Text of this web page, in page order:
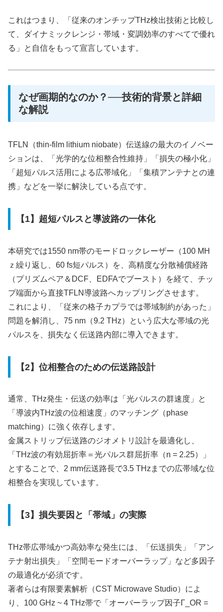
これはつまり、「従来のオンチップTHz検出技術と比較し
て、ダイナミックレンジ・帯域・変調効率のすべてで優れ
る」と自信をもって宣言しています。
なぜ画期的なのか？──技術的背景と詳細
な解説
TFLN（thin-film lithium niobate）伝送線の最大のイノベー
ションは、「光学的な位相整合性維持」「損失の極小化」
「超短パルス活用による広帯域化」「集積アンテナとの連
携」などを一挙に解決している点です。
【1】超短パルスと導波路の一体化
本研究では1550 nm帯のモードロックレーザー（100 MH
ｚ繰り返し、60 fs短パルス）を、高精度な分散補償経路
（プリズムペア＆DCF、EDFAでブースト）を経て、チッ
プ端面から直接TFLN導波路へカップリングさせます。
これにより、「従来の格子カプラでは帯域制約があった」
問題を解消し、75 nm（9.2 THz）という広大な帯域の光
パルスを、損失なく伝送路内部に導入できます。
【2】位相整合のための伝送路設計
通常、THz発生・伝送の効率は「光パルスの群速度」と
「導波内THz波の位相速度」のマッチング（phase
matching）に強く依存します。
金属ストリップ伝送路のジオメトリ設計を最適化し、
「THz波の有効屈折率＝光パルス群屈折率（n = 2.25）」
とすることで、2 mm伝送路長で3.5 THzまでの広帯域な位
相整合を実現しています。
【3】損失要因と「帯域」の実際
THz帯広帯域かつ高効率な発生には、「伝送損失」「アン
テナ射出損失」「空間モードオーバーラップ」など多因子
の最適化が必須です。
著者らは有限要素解析（CST Microwave Studio）によ
り、100 GHz ~ 4 THz帯で「オーバーラップ因子Γ_OR =